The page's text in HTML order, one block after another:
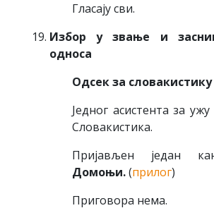
Гласају сви.
Избор у звање и
односа
Одсек за словакистику
Једног асистента за
Словакистика.
Пријављен један
Домоњи.(прилог)
Приговора нема.